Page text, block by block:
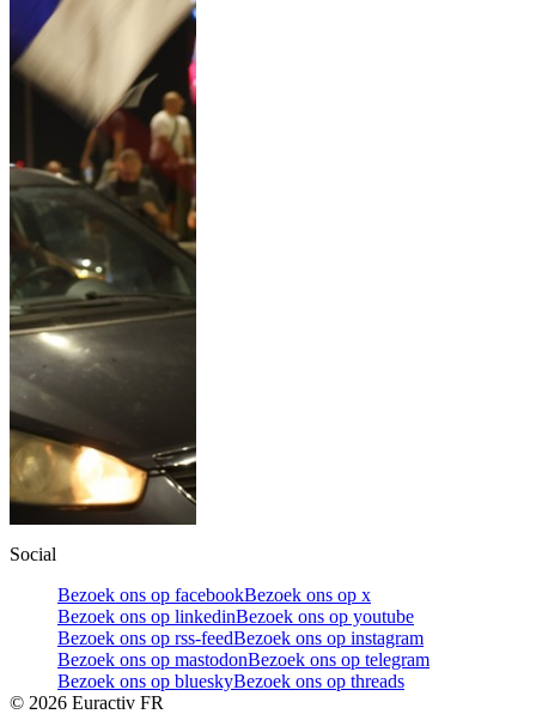
Social
Bezoek ons op facebookBezoek ons op x
Bezoek ons op linkedinBezoek ons op youtube
Bezoek ons op rss-feedBezoek ons op instagram
Bezoek ons op mastodonBezoek ons op telegram
Bezoek ons op blueskyBezoek ons op threads
© 2026 Euractiv FR